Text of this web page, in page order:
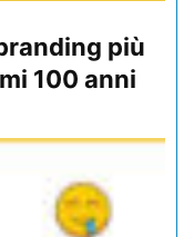
più
100 anni